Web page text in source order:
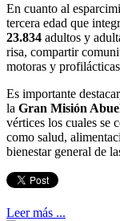
En cuanto al
tercera edad que
23.834 adultos y
risa, compartir
motoras y
Es importante
la Gran Misión
vértices los cuales se
como salud,
bienestar general de
Leer más ...